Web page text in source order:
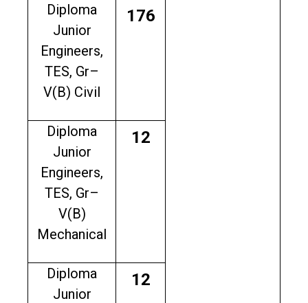
Diploma
Junior
Engineers,
TES, Gr–
V(B) Civil
176
Diploma
Junior
Engineers,
TES, Gr–
V(B)
Mechanical
12
Diploma
Junior
12